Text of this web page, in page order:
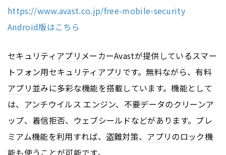
https://www.avast.co.jp/free-mobile-security
Android版はこちら
セキュリティアプリ メーカーAvastが提供しているスマー
トフォン用セキュリティ アプリ です。無料ながら、有料
アプリ並みに多彩な機能を搭載しています。機能として
は、アンチウイルス エンジン、不要データのクリーンア
ップ、着信拒否、ウェブシールドなどがあります。プレ
ミアム機能を利用すれば、盗難対策、 アプリのロック機
能も使うことが可能です。